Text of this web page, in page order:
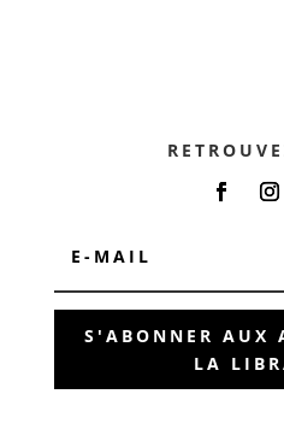
S'ABONNER AUX
LA